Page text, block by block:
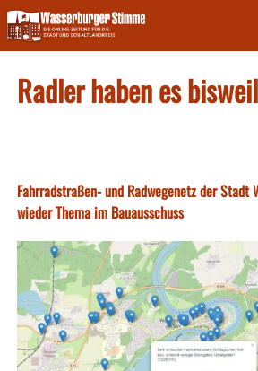
Skip
to
content
Radler haben es
Fahrradstraßen- und Radwegenetz der Stadt
wieder Thema im Bauausschuss